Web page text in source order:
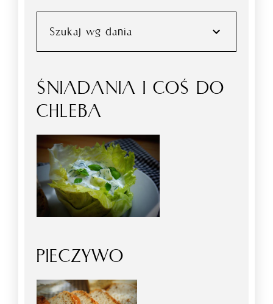
Szukaj wg dania
ŚNIADANIA I COŚ DO
CHLEBA
PIECZYWO